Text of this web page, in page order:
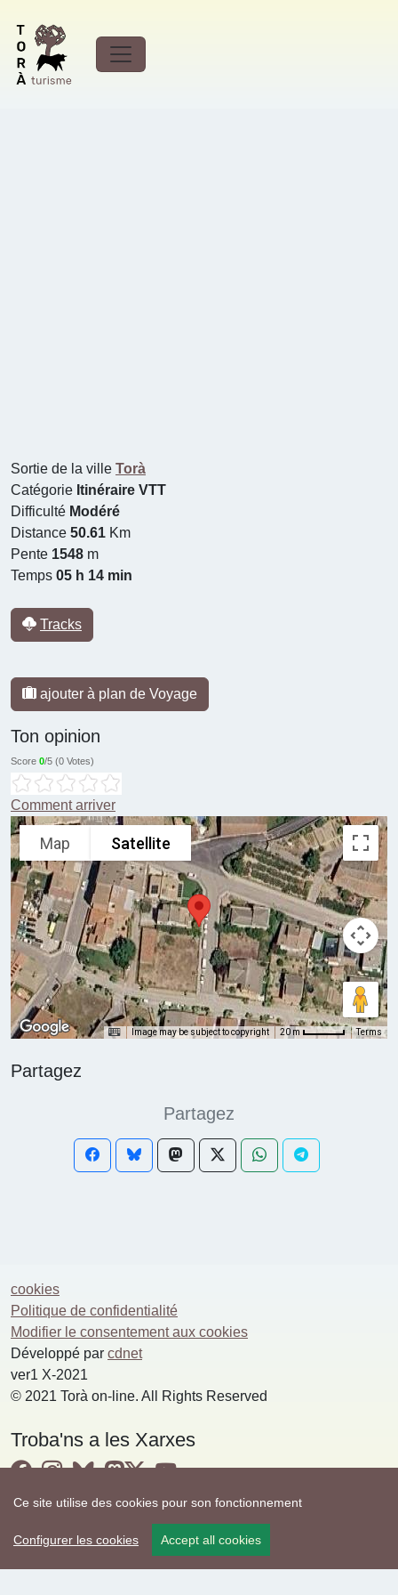
Ce site utilise des cookies pour son fonctionnement
Configurer les cookies Accept all cookies
Itinéraire VTT de Pinós,
Llanera, Vallferosa
Sortie de la ville Torà
Catégorie Itinéraire VTT
Difficulté Modéré
Distance 50.61 Km
Pente 1548 m
Temps 05 h 14 min
Tracks
ajouter à plan de Voyage
Ton opinion
Score 0/5 (0 Votes)
Comment arriver
Map Satellite
Image may be subject to copyright 20 m Terms
Partagez
Partagez
cookies
Politique de confidentialité
Modifier le consentement aux cookies
Développé par cdnet
ver1 X-2021
© 2021 Torà on-line. All Rights Reserved
Troba'ns a les Xarxes